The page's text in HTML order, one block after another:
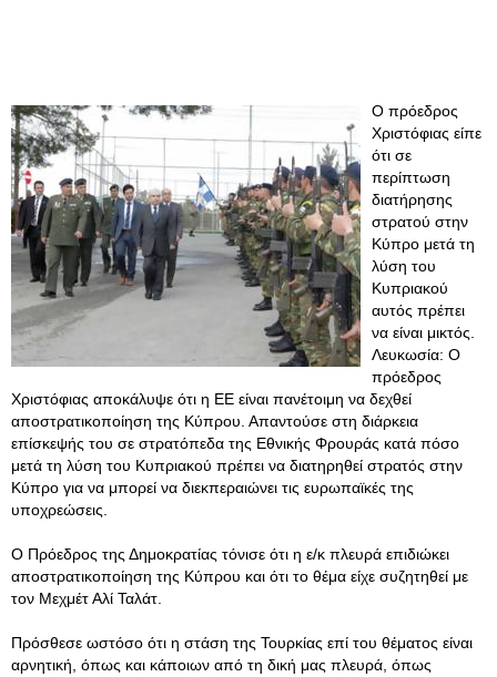
Ο πρόεδρος
Χριστόφιας είπε
ότι σε
περίπτωση
διατήρησης
στρατού στην
Κύπρο μετά τη
λύση του
Κυπριακού
αυτός πρέπει
να είναι μικτός.
Λευκωσία: Ο
πρόεδρος
Χριστόφιας αποκάλυψε ότι η ΕΕ είναι πανέτοιμη να δεχθεί
αποστρατικοποίηση της Κύπρου. Απαντούσε στη διάρκεια
επίσκεψής του σε στρατόπεδα της Εθνικής Φρουράς κατά πόσο
μετά τη λύση του Κυπριακού πρέπει να διατηρηθεί στρατός στην
Κύπρο για να μπορεί να διεκπεραιώνει τις ευρωπαϊκές της
υποχρεώσεις.
Ο Πρόεδρος της Δημοκρατίας τόνισε ότι η ε/κ πλευρά επιδιώκει
αποστρατικοποίηση της Κύπρου και ότι το θέμα είχε συζητηθεί με
τον Μεχμέτ Αλί Ταλάτ.
Πρόσθεσε ωστόσο ότι η στάση της Τουρκίας επί του θέματος είναι
αρνητική, όπως και κάποιων από τη δική μας πλευρά, όπως